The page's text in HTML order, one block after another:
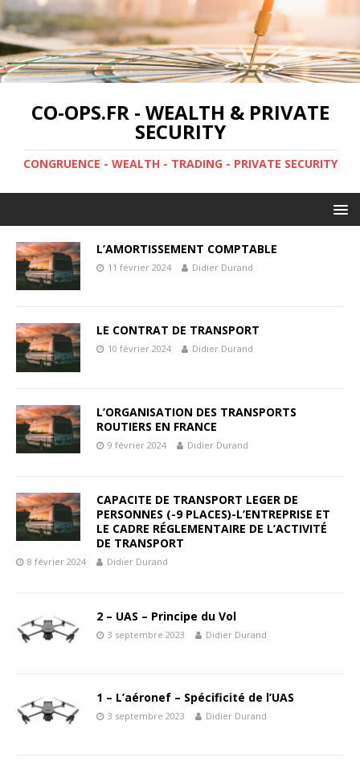
CO-OPS.FR - WEALTH & PRIVATE
SECURITY
CONGRUENCE - WEALTH - TRADING - PRIVATE SECURITY
L’AMORTISSEMENT COMPTABLE
11 février 2024 Didier Durand
LE CONTRAT DE TRANSPORT
10 février 2024 Didier Durand
L’ORGANISATION DES TRANSPORTS
ROUTIERS EN FRANCE
9 février 2024 Didier Durand
CAPACITE DE TRANSPORT LEGER DE
PERSONNES (-9 PLACES)-L’ENTREPRISE ET
LE CADRE RÉGLEMENTAIRE DE L’ACTIVITÉ
DE TRANSPORT
8 février 2024 Didier Durand
2 – UAS – Principe du Vol
3 septembre 2023 Didier Durand
1 – L’aéronef – Spécificité de l’UAS
3 septembre 2023 Didier Durand